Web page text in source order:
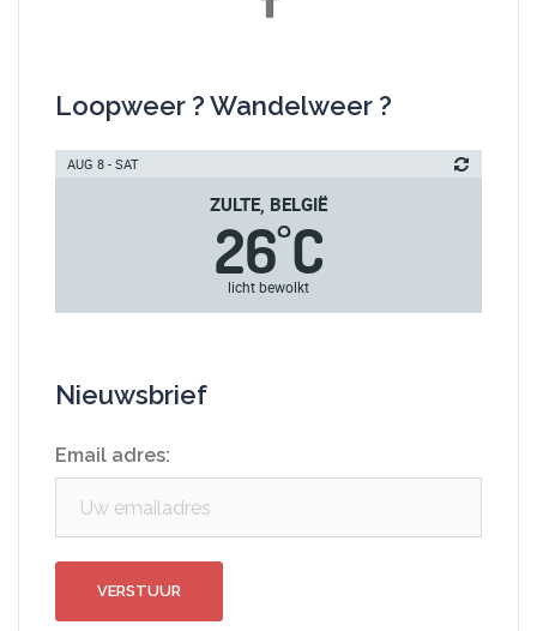
Loopweer ? Wandelweer ?
AUG 8 - SAT
ZULTE, BELGIË
26°C
licht bewolkt
Nieuwsbrief
Email adres: